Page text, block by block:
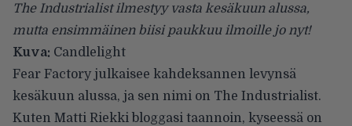
The Industrialist ilmestyy vasta kesäkuun alussa,
mutta ensimmäinen biisi paukkuu ilmoille jo nyt!
Kuva: Candlelight
Fear Factory julkaisee kahdeksannen levynsä
kesäkuun alussa, ja sen nimi on The Industrialist.
Kuten Matti Riekki bloggasi taannoin, kyseessä on